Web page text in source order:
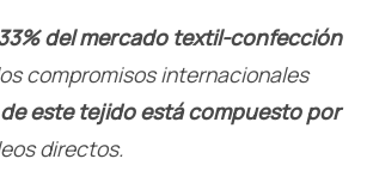
del mercado textil-confección
compromisos internacionales
este tejido está compuesto por
directos.